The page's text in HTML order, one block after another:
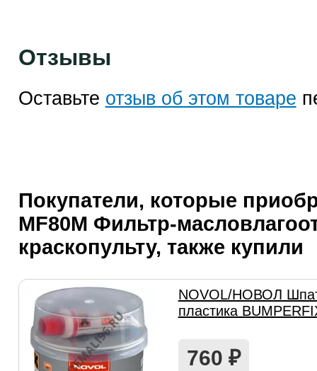
Отзывы
Оставьте отзыв об этом товаре
Покупатели, которые
MF80M Фильтр-
краскопульту, также купили
NOVOL/НОВОЛ
пластика
760 ₽